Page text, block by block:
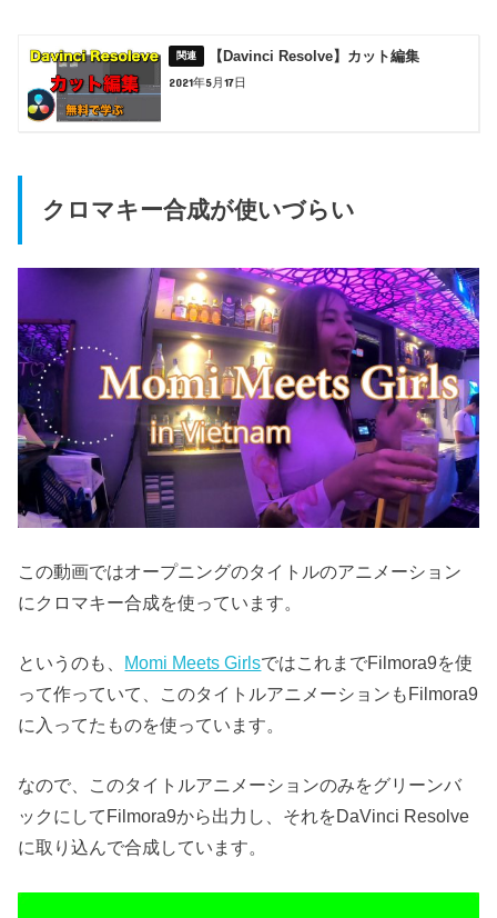
【Davinci Resolve】カット編集
2021年5月17日
クロマキー合成が使いづらい
この動画ではオープニングのタイトルのアニメーション
にクロマキー合成を使っています。
というのも、 Momi Meets GirlsではこれまでFilmora9を使
って作っていて、このタイトルアニメーションもFilmora9
に入ってたものを使っています。
なので、このタイトルアニメーションのみをグリーンバ
ックにしてFilmora9から出力し、それをDaVinci Resolve
に取り込んで合成しています。